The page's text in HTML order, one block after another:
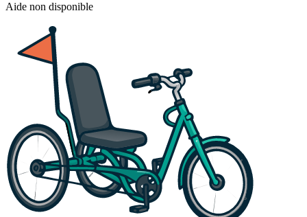
Aide non disponible